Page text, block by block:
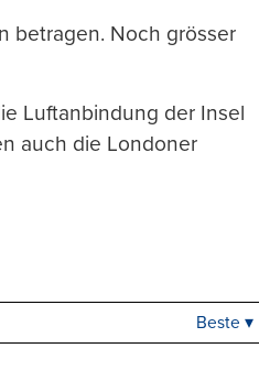
betragen. Noch grösser
Luftanbindung der Insel
auch die Londoner
Beste ▾